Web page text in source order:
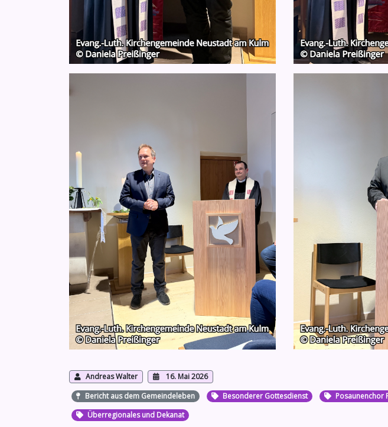
Andreas Walter
16. Mai 2026
Bericht aus dem Gemeindeleben
Besonderer Gottesdienst Posaunenchor
Überregionales und Dekanat